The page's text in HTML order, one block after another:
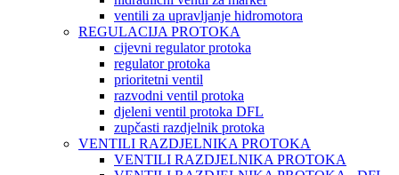
ventili za upravljanje hidromotora
REGULACIJA PROTOKA
cijevni regulator protoka
regulator protoka
prioritetni ventil
razvodni ventil protoka
djeleni ventil protoka DFL
zupčasti razdjelnik protoka
VENTILI RAZDJELNIKA PROTOKA
VENTILI RAZDJELNIKA PROTOKA